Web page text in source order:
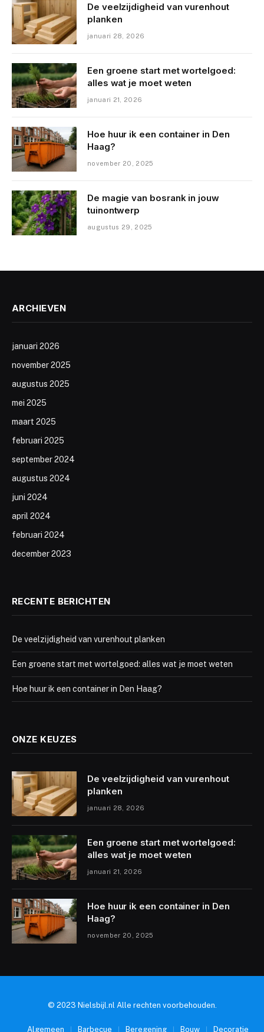
De veelzijdigheid van vurenhout
planken
januari 28, 2026
Een groene start met wortelgoed:
alles wat je moet weten
januari 21, 2026
Hoe huur ik een container in Den
Haag?
november 20, 2025
De magie van bosrank in jouw
tuinontwerp
augustus 29, 2025
ARCHIEVEN
januari 2026
november 2025
augustus 2025
mei 2025
maart 2025
februari 2025
september 2024
augustus 2024
juni 2024
april 2024
februari 2024
december 2023
RECENTE BERICHTEN
De veelzijdigheid van vurenhout planken
Een groene start met wortelgoed: alles wat je moet weten
Hoe huur ik een container in Den Haag?
ONZE KEUZES
De veelzijdigheid van vurenhout
planken
januari 28, 2026
Een groene start met wortelgoed:
alles wat je moet weten
januari 21, 2026
Hoe huur ik een container in Den
Haag?
november 20, 2025
© 2023 Nielsbijl.nl Alle rechten voorbehouden.
Algemeen Barbecue Beregening Bouw Decoratie